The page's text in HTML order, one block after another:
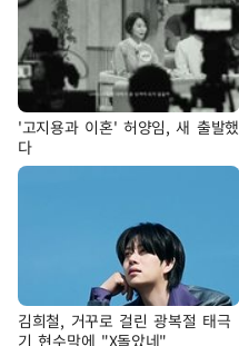
'고지용과 이혼' 허양임, 새 출발했
다
김희철, 거꾸로 걸린 광복절 태극
기 현수막에 "X돌았네"